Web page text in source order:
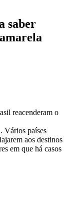
saber
reacenderam o
Vários países
aos destinos
em que há casos